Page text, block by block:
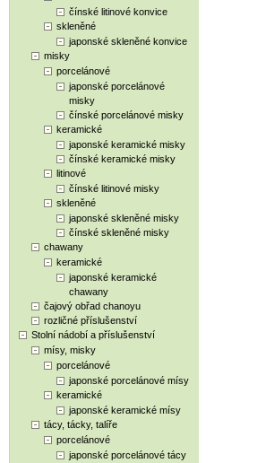
čínské litinové konvice
skleněné
japonské skleněné konvice
misky
porcelánové
japonské porcelánové
misky
čínské porcelánové misky
keramické
japonské keramické misky
čínské keramické misky
litinové
čínské litinové misky
skleněné
japonské skleněné misky
čínské skleněné misky
chawany
keramické
japonské keramické
chawany
čajový obřad chanoyu
rozličné příslušenství
Stolní nádobí a příslušenství
mísy, misky
porcelánové
japonské porcelánové mísy
keramické
japonské keramické mísy
tácy, tácky, talíře
porcelánové
japonské porcelánové tácy